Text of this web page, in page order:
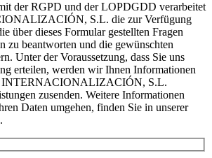
der RGPD und der LOPDGDD verarbeitet
S.L. die zur Verfügung
über dieses Formular gestellten Fragen
zu beantworten und die gewünschten
Unter der Voraussetzung, dass Sie uns
erteilen, werden wir Ihnen Informationen
INTERNACIONALIZACIÓN, S.L.
zusenden. Weitere Informationen
Daten umgehen, finden Sie in unserer